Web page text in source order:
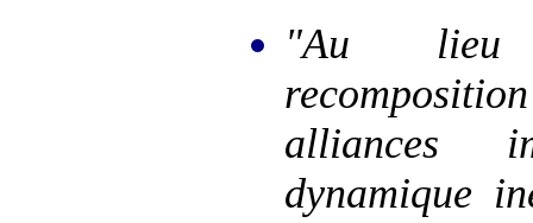
"Au
alliances
dynamique